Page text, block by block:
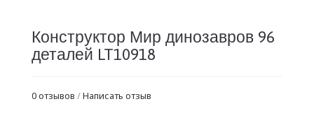
Конструктор Мир динозавров 96
деталей LT10918
0 отзывов /Написать отзыв